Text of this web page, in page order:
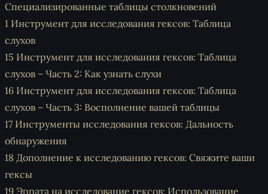
Специализированные таблицы столкновений
1 Инструмент для исследования гексов: Таблица
слухов
15 Инструмент для исследования гексов: Таблица
слухов – Часть 2: Как узнать слухи
16 Инструмент для исследования гексов: Таблица
слухов – Часть 3: Восполнение вашей таблицы
17 Инструменты исследования гексов: Дальность
обнаружения
18 Дополнение к исследованию гексов: Свяжите ваши
гексы
19 Эррата на исследование гексов: Использование